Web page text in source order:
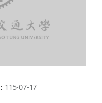
115-07-17